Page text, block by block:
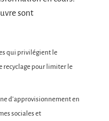
sont
qui privilégient le
recyclage pour limiter le
d’approvisionnement en
sociales et